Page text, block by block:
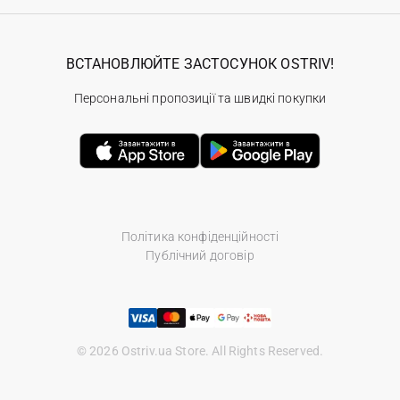
Політика конфіденційності
Публічний договір
© 2026 Ostriv.ua Store. All Rights Reserved.
ВСТАНОВЛЮЙТЕ ЗАСТОСУНОК OSTRIV!
Персональні пропозиції та швидкі покупки